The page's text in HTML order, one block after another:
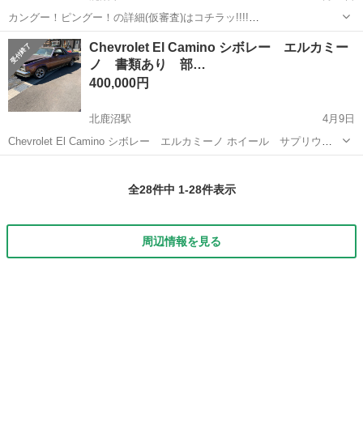
カングー！ピングー！の詳細(仮審査)はコチラッ!!!!
https://www.3292.jp/lists/detail?carno=018283 ■電話で素早く問い合わ
せ 03-6258-1620 ■LIN...
栃木 鹿沼市
Chevrolet El Camino シボレー エルカミー
ノ 書類あり 部…
400,000円
北鹿沼駅
4月9日
Chevrolet El Camino シボレー エルカミーノ ホイール サプリウ
ム サプリューム 4本つけます。 書類あります。 カギあります。 現
全28件中 1-28件表示
周辺情報を見る